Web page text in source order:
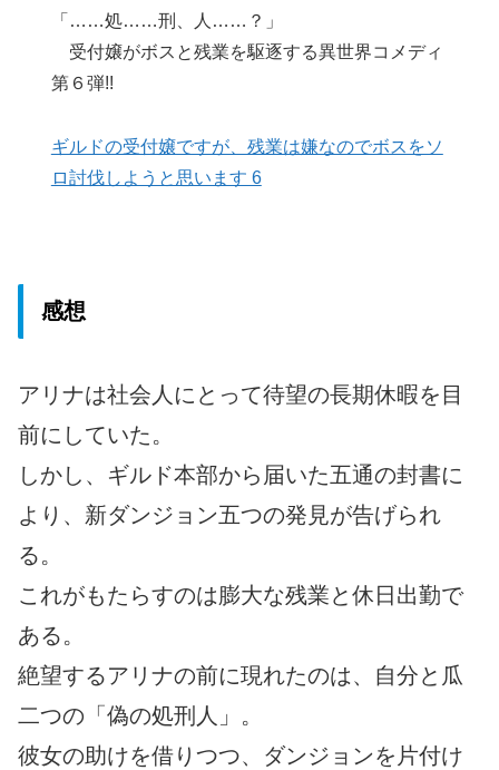
「……処……刑、人……？」
受付嬢がボスと残業を駆逐する異世界コメディ
第６弾!!
ギルドの受付嬢ですが、残業は嫌なのでボスをソ
ロ討伐しようと思います 6
感想
アリナは社会人にとって待望の長期休暇を目
前にしていた。
しかし、ギルド本部から届いた五通の封書に
より、新ダンジョン五つの発見が告げられ
る。
これがもたらすのは膨大な残業と休日出勤で
ある。
絶望するアリナの前に現れたのは、自分と瓜
二つの「偽の処刑人」。
彼女の助けを借りつつ、ダンジョンを片付け